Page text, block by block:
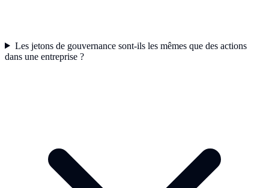
Les jetons de gouvernance sont-ils les mêmes que des actions
dans une entreprise ?